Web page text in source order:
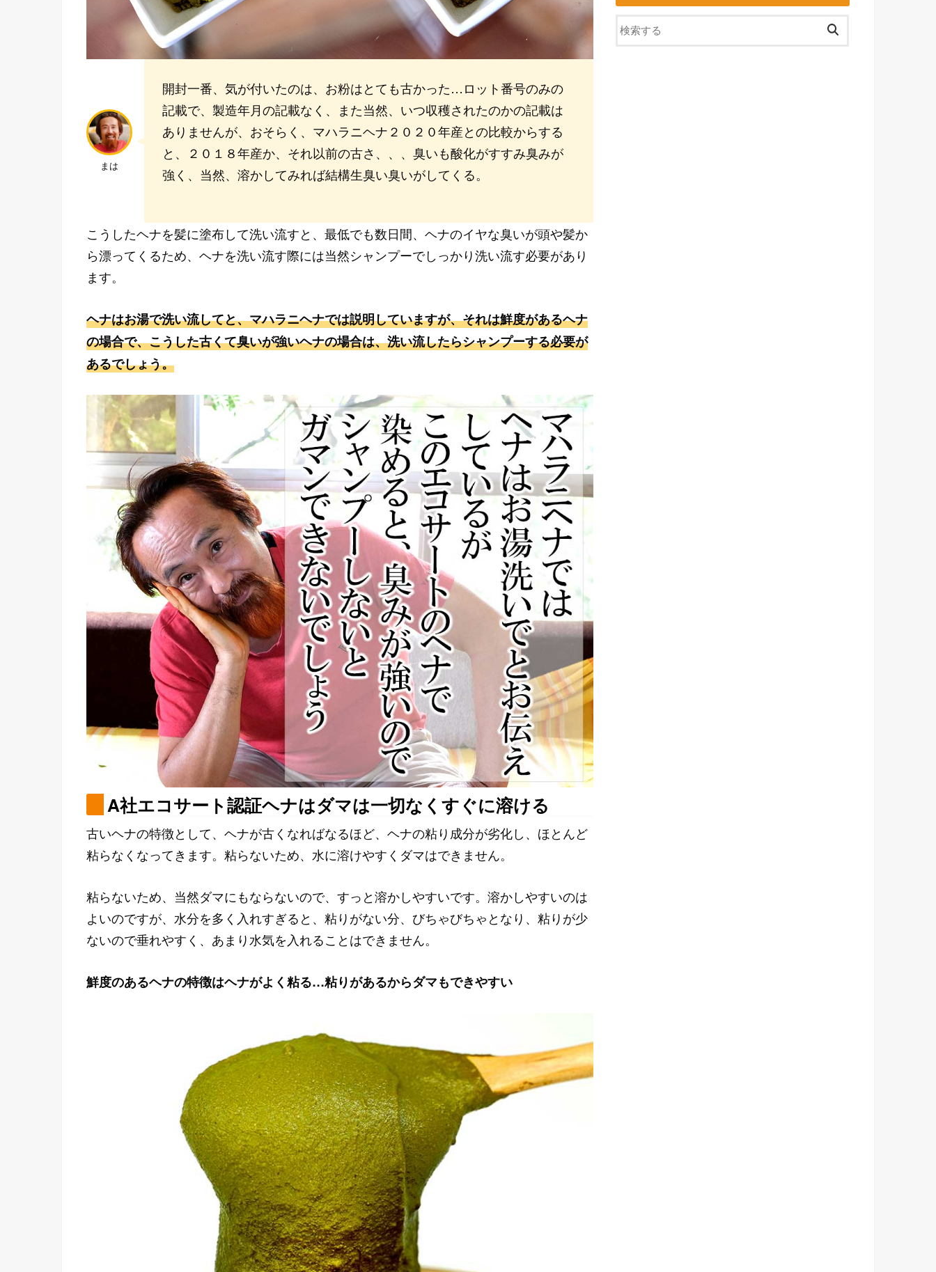
まは
開封一番、気が付いたのは、お粉はとても古かった…ロット番号のみの
記載で、製造年月の記載なく、また当然、いつ収穫されたのかの記載は
ありませんが、おそらく、マハラニヘナ２０２０年産との比較からする
と、２０１８年産か、それ以前の古さ、、、臭いも酸化がすすみ臭みが
強く、当然、溶かしてみれば結構生臭い臭いがしてくる。
こうしたヘナを髪に塗布して洗い流すと、最低でも数日間、ヘナのイヤな臭いが頭や髪か
ら漂ってくるため、ヘナを洗い流す際には当然シャンプーでしっかり洗い流す必要があり
ます。
ヘナはお湯で洗い流してと、マハラニヘナでは説明していますが、それは鮮度があるヘナ
の場合で、こうした古くて臭いが強いヘナの場合は、洗い流したらシャンプーする必要が
あるでしょう。
A社エコサート認証ヘナはダマは一切なくすぐに溶ける
古いヘナの特徴として、ヘナが古くなればなるほど、ヘナの粘り成分が劣化し、ほとんど
粘らなくなってきます。粘らないため、水に溶けやすくダマはできません。
粘らないため、当然ダマにもならないので、すっと溶かしやすいです。溶かしやすいのは
よいのですが、水分を多く入れすぎると、粘りがない分、びちゃびちゃとなり、粘りが少
ないので垂れやすく、あまり水気を入れることはできません。
鮮度のあるヘナの特徴はヘナがよく粘る…粘りがあるからダマもできやすい